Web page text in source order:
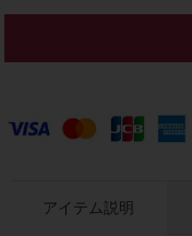
アイテム説明